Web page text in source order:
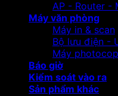
AP - Router -
Máy văn phòng
Máy in & scan
Bộ lưu điện -
Máy
Báo giờ
Kiểm soát vào ra
Sản phẩm khác